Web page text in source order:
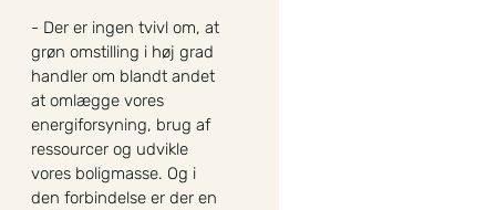
- Der er ingen tvivl om, at
grøn omstilling i høj grad
handler om blandt andet
at omlægge vores
energiforsyning, brug af
ressourcer og udvikle
vores boligmasse. Og i
den forbindelse er der en